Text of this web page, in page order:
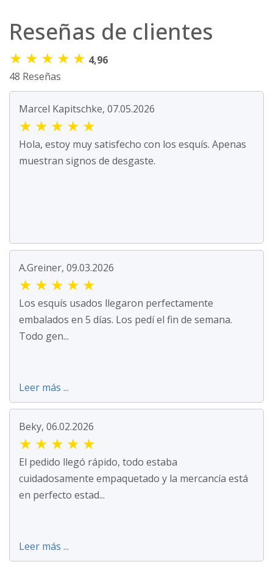
Reseñas de clientes
★ ★ ★ ★ ★ 4,96
48 Reseñas
Marcel Kapitschke, 07.05.2026
★ ★ ★ ★ ★
Hola, estoy muy satisfecho con los esquís. Apenas
muestran signos de desgaste.
A.Greiner, 09.03.2026
★ ★ ★ ★ ★
Los esquís usados llegaron perfectamente
embalados en 5 días. Los pedí el fin de semana.
Todo gen...
Leer más ...
Beky, 06.02.2026
★ ★ ★ ★ ★
El pedido llegó rápido, todo estaba
cuidadosamente empaquetado y la mercancía está
en perfecto estad...
Leer más ...